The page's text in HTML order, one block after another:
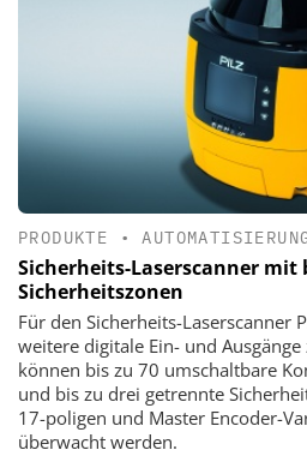
PRODUKTE •
Sicherheits-Laserscanner mit
Sicherheitszonen
Für den Sicherheits-Laserscanner
weitere digitale Ein- und Ausgänge
können bis zu 70 umschaltbare
und bis zu drei getrennte
17-poligen und Master Encoder-
überwacht werden.